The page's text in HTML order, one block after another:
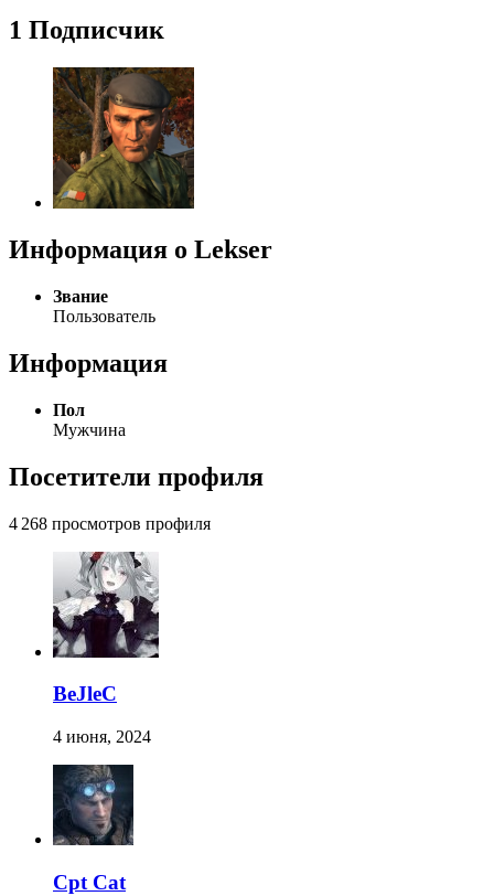
1 Подписчик
Информация о Lekser
Звание
Пользователь
Информация
Пол
Мужчина
Посетители профиля
4 268 просмотров профиля
BeJleC
4 июня, 2024
Cpt Cat